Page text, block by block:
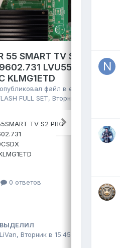
55 SMART TV S2 PRO,
LVU550CSDX
KLMG1ETD
опубликовал файл в eMMC,
FULL SET,Вторник в 06:57
TV S2 PRO
0 ответов
ВЫДЕЛИЛ
LiVan,Вторник в 15:45